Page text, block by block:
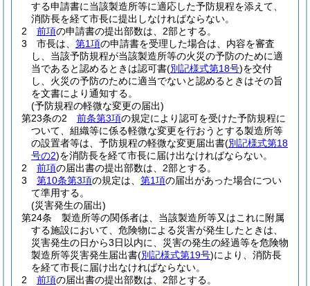
する申請書に当該製造所等に適応した予防規程を添えて、
消防長を経て市長に提出しなければならない。
2
前項の申請書の提出部数は、2部とする。
3
市長は、 第1項の申請書を受理した場合は、内容を審査
し、当該予防規程が当該製造所等の火災の予防のために適
当であると認めるときは認可書(別記様式第18号)を交付
し、火災の予防のために適当でないと認めるときはその旨
を文書により通知する。
(予防規程の軽微な変更の届出)
第23条の2
前条第3項の規定により認可を受けた予防規程に
ついて、組織等に係る軽微な変更を行おうとする製造所等
の設置者等は、予防規程の軽微な変更届出書(別記様式第18
号の2)を消防長を経て市長に届け出なければならない。
2
前項の届出書の提出部数は、2部とする。
3
第10条第3項の規定は、 第1項の届出があった場合につい
て準用する。
(災害発生の届出)
第24条
製造所等の関係者は、当該製造所等又はこれに附属
する施設において、危険物による災害が発生したときは、
災害発生の日から3日以内に、災害の発生の経過等を危険物
製造所等災害発生届出書(別記様式第19号)により、消防長
を経て市長に届け出なければならない。
2
前項の届出書の提出部数は、2部とする。